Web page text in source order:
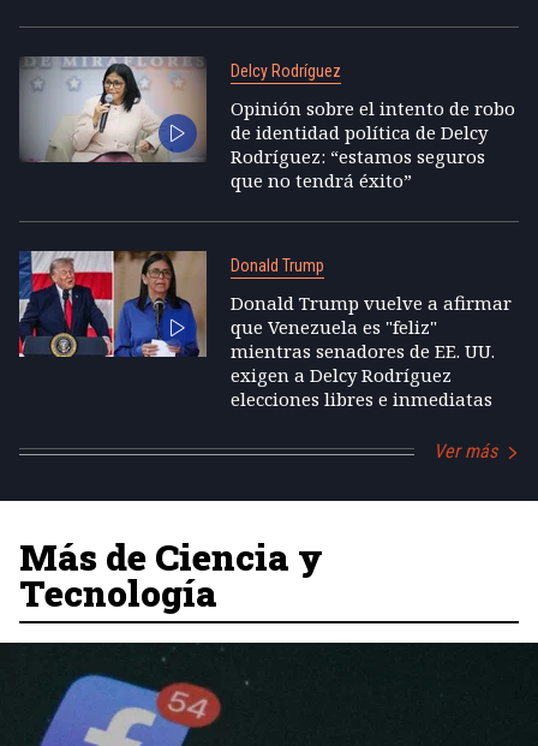
Delcy Rodríguez
Opinión sobre el intento de robo
de identidad política de Delcy
Rodríguez: “estamos seguros
que no tendrá éxito”
Donald Trump
Donald Trump vuelve a afirmar
que Venezuela es "feliz"
mientras senadores de EE. UU.
exigen a Delcy Rodríguez
elecciones libres e inmediatas
Ver más
Más de Ciencia y
Tecnología